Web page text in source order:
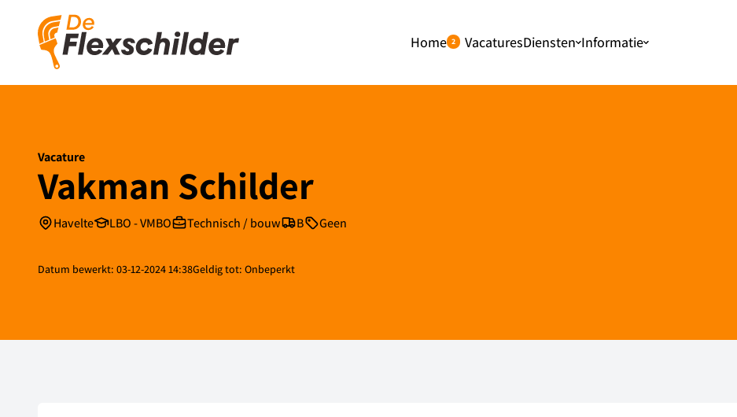
Home 2 VacaturesDiensten Informatie
Vacature
Vakman Schilder
Havelte LBO - VMBO Technisch / bouw B Geen
Datum bewerkt: 03-12-2024 14:38Geldig tot: Onbeperkt